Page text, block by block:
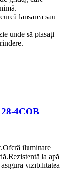
lansarea sau
unde să plasați
4COB
iluminare
la apă
vizibilitatea